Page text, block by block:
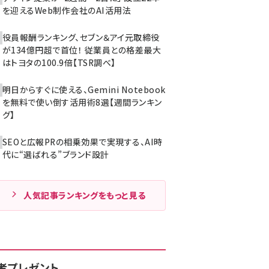
を迎えるWeb制作会社のAI活用法
役員報酬ランキング、セブン＆アイ元取締役
が134億円超で首位！ 従業員との格差最大
はトヨタの100.9倍【TSR調べ】
明日からすぐに使える、Gemini Notebook
を無料で使い倒す活用術8選【週間ランキン
グ】
SEOと広報PRの相乗効果で実現する、AI時
代に“選ばれる”ブランド設計
人気記事ランキングをもっと見る